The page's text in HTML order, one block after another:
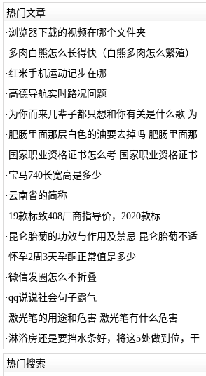
热门文章
·浏览器下载的视频在哪个文件夹
· 多肉白熊怎么长得快（白熊多肉怎么繁殖）
·红米手机运动记步在哪
· 高德导航实时路况问题
· 为你而来几辈子都只想和你有关是什么歌 为
· 肥肠里面那层白色的油要去掉吗 肥肠里面那
· 国家职业资格证书怎么考 国家职业资格证书
· 宝马740长宽高是多少
·云南省的简称
· 19款标致408厂商指导价，2020款标
· 昆仑胎菊的功效与作用及禁忌 昆仑胎菊不适
·怀孕2周3天孕酮正常值是多少
·微信发圈怎么不折叠
·qq说说社会句子霸气
·激光笔的用途和危害 激光笔有什么危害
·淋浴房还是要挡水条好，将这5处做到位，干
热门搜索